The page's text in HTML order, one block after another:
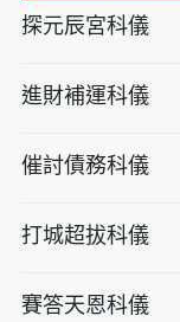
探元辰宮科儀
進財補運科儀
催討債務科儀
打城超拔科儀
賽答天恩科儀